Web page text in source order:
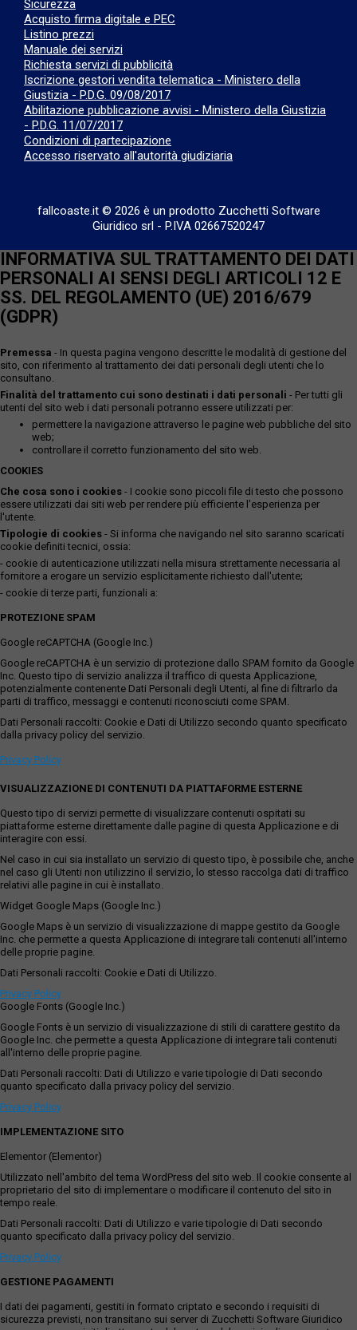
Sicurezza
Acquisto firma digitale e PEC
Listino prezzi
Manuale dei servizi
Richiesta servizi di pubblicità
Iscrizione gestori vendita telematica - Ministero della
Giustizia - P.D.G. 09/08/2017
Abilitazione pubblicazione avvisi - Ministero della Giustizia
- P.D.G. 11/07/2017
Condizioni di partecipazione
Accesso riservato all'autorità giudiziaria
fallcoaste.it © 2026 è un prodotto Zucchetti Software
Giuridico srl - P.IVA 02667520247
INFORMATIVA SUL TRATTAMENTO DEI DATI
PERSONALI AI SENSI DEGLI ARTICOLI 12 E
SS. DEL REGOLAMENTO (UE) 2016/679
(GDPR)
Premessa - In questa pagina vengono descritte le modalità di gestione del
sito, con riferimento al trattamento dei dati personali degli utenti che lo
consultano.
Finalità del trattamento cui sono destinati i dati personali - Per tutti gli
utenti del sito web i dati personali potranno essere utilizzati per:
permettere la navigazione attraverso le pagine web pubbliche del sito
web;
controllare il corretto funzionamento del sito web.
COOKIES
Che cosa sono i cookies - I cookie sono piccoli file di testo che possono
essere utilizzati dai siti web per rendere più efficiente l'esperienza per
l'utente.
Tipologie di cookies - Si informa che navigando nel sito saranno scaricati
cookie definiti tecnici, ossia:
- cookie di autenticazione utilizzati nella misura strettamente necessaria al
fornitore a erogare un servizio esplicitamente richiesto dall'utente;
- cookie di terze parti, funzionali a:
PROTEZIONE SPAM
Google reCAPTCHA (Google Inc.)
Google reCAPTCHA è un servizio di protezione dallo SPAM fornito da Google
Inc. Questo tipo di servizio analizza il traffico di questa Applicazione,
potenzialmente contenente Dati Personali degli Utenti, al fine di filtrarlo da
parti di traffico, messaggi e contenuti riconosciuti come SPAM.
Dati Personali raccolti: Cookie e Dati di Utilizzo secondo quanto specificato
dalla privacy policy del servizio.
Privacy Policy
VISUALIZZAZIONE DI CONTENUTI DA PIATTAFORME ESTERNE
Questo tipo di servizi permette di visualizzare contenuti ospitati su
piattaforme esterne direttamente dalle pagine di questa Applicazione e di
interagire con essi.
Nel caso in cui sia installato un servizio di questo tipo, è possibile che, anche
nel caso gli Utenti non utilizzino il servizio, lo stesso raccolga dati di traffico
relativi alle pagine in cui è installato.
Widget Google Maps (Google Inc.)
Google Maps è un servizio di visualizzazione di mappe gestito da Google
Inc. che permette a questa Applicazione di integrare tali contenuti all'interno
delle proprie pagine.
Dati Personali raccolti: Cookie e Dati di Utilizzo.
Privacy Policy
Google Fonts (Google Inc.)
Google Fonts è un servizio di visualizzazione di stili di carattere gestito da
Google Inc. che permette a questa Applicazione di integrare tali contenuti
all'interno delle proprie pagine.
Dati Personali raccolti: Dati di Utilizzo e varie tipologie di Dati secondo
quanto specificato dalla privacy policy del servizio.
Privacy Policy
IMPLEMENTAZIONE SITO
Elementor (Elementor)
Utilizzato nell'ambito del tema WordPress del sito web. Il cookie consente al
proprietario del sito di implementare o modificare il contenuto del sito in
tempo reale.
Dati Personali raccolti: Dati di Utilizzo e varie tipologie di Dati secondo
quanto specificato dalla privacy policy del servizio.
Privacy Policy
GESTIONE PAGAMENTI
I dati dei pagamenti, gestiti in formato criptato e secondo i requisiti di
sicurezza previsti, non transitano sui server di Zucchetti Software Giuridico